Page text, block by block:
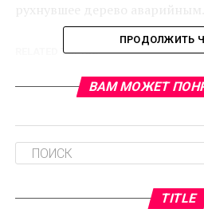
RELATED TOPICS:
В Муромском районе
Михаил Мишустин: «Удобство
оценили миллионы россиян»
ПРОДОЛЖИТЬ
ВАМ МОЖЕТ
TITLE